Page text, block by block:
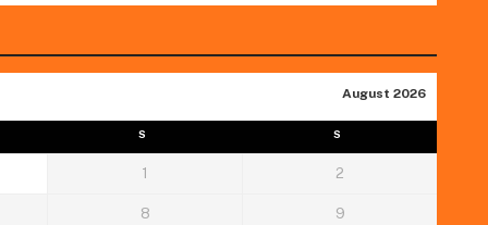
August 2026
S S
1 2
8 9